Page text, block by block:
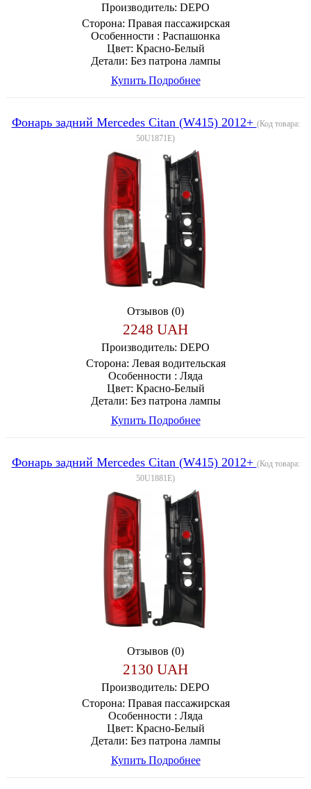
Производитель: DEPO
Сторона: Правая пассажирская
Особенности : Распашонка
Цвет: Красно-Белый
Детали: Без патрона лампы
Купить Подробнее
Фонарь задний Mercedes Citan (W415) 2012+ (Код товара:
50U1871E)
Отзывов (0)
2248 UAH
Производитель: DEPO
Сторона: Левая водительская
Особенности : Ляда
Цвет: Красно-Белый
Детали: Без патрона лампы
Купить Подробнее
Фонарь задний Mercedes Citan (W415) 2012+ (Код товара:
50U1881E)
Отзывов (0)
2130 UAH
Производитель: DEPO
Сторона: Правая пассажирская
Особенности : Ляда
Цвет: Красно-Белый
Детали: Без патрона лампы
Купить Подробнее